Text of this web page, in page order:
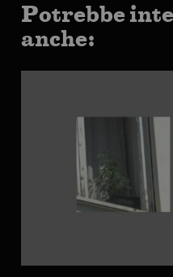
Potrebbe
anche: